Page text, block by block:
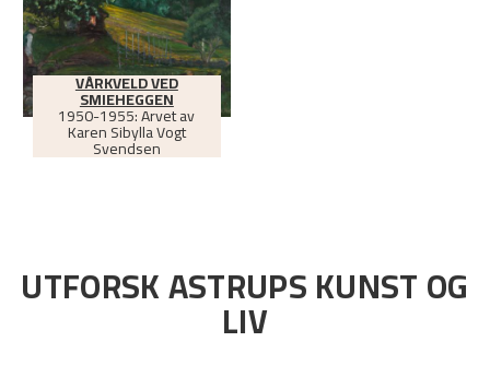
VÅRKVELD VED
SMIEHEGGEN
1950-1955: Arvet av
Karen Sibylla Vogt
Svendsen
UTFORSK ASTRUPS KUNST OG
LIV